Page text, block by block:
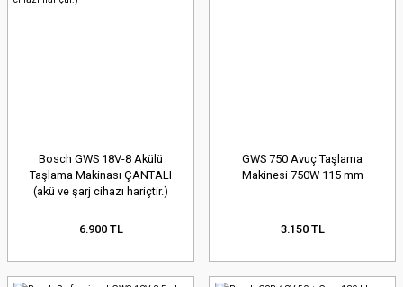
Bosch GWS 18V-8 Akülü
Taşlama Makinası ÇANTALI
(akü ve şarj cihazı hariçtir.)
6.900 TL
GWS 750 Avuç Taşlama
Makinesi 750W 115 mm
3.150 TL